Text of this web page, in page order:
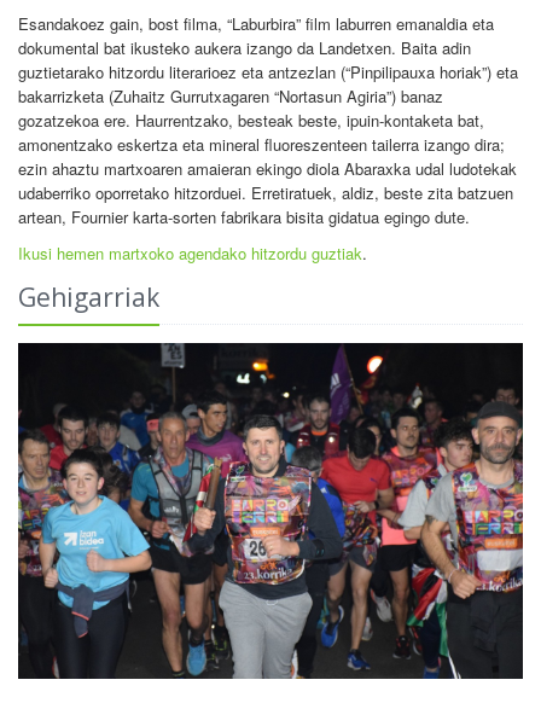
Esandakoez gain, bost filma, “Laburbira” film laburren emanaldia eta
dokumental bat ikusteko aukera izango da Landetxen. Baita adin
guztietarako hitzordu literarioez eta antzezlan (“Pinpilipauxa horiak”) eta
bakarrizketa (Zuhaitz Gurrutxagaren “Nortasun Agiria”) banaz
gozatzekoa ere. Haurrentzako, besteak beste, ipuin-kontaketa bat,
amonentzako eskertza eta mineral fluoreszenteen tailerra izango dira;
ezin ahaztu martxoaren amaieran ekingo diola Abaraxka udal ludotekak
udaberriko oporretako hitzorduei. Erretiratuek, aldiz, beste zita batzuen
artean, Fournier karta-sorten fabrikara bisita gidatua egingo dute.
Ikusi hemen martxoko agendako hitzordu guztiak.
Gehigarriak